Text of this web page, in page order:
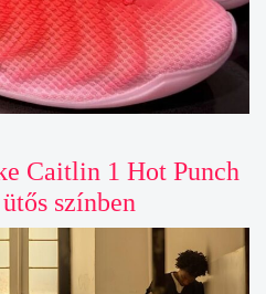
Caitlin 1 Hot Punch
színben